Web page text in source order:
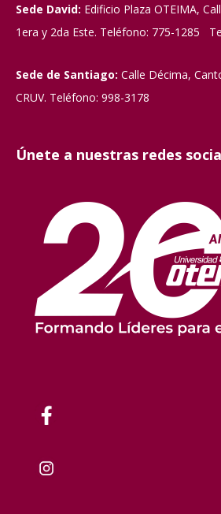
Sede David: Edificio Plaza OTEIMA,
1era y 2da Este. Teléfono: 775-1285
Sede de Santiago: Calle Décima,
CRUV. Teléfono: 998-3178
Únete a nuestras redes